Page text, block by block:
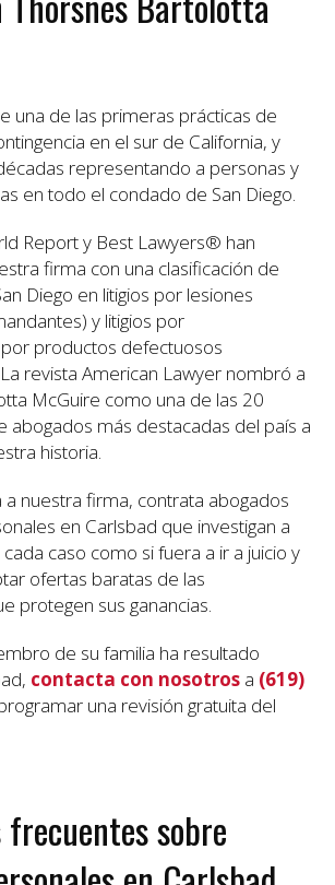
una de las primeras prácticas de
en el sur de California, y
representando a personas y
en todo el condado de San Diego.
Report y Best Lawyers® han
firma con una clasificación de
Diego en litigios por lesiones
y litigios por
productos defectuosos
revista American Lawyer nombró a
McGuire como una de las 20
abogados más destacadas del país a
historia.
a nuestra firma, contrata abogados
en Carlsbad que investigan a
caso como si fuera a ir a juicio y
ofertas baratas de las
protegen sus ganancias.
de su familia ha resultado
contacta con nosotros a (619)
una revisión gratuita del
sobre